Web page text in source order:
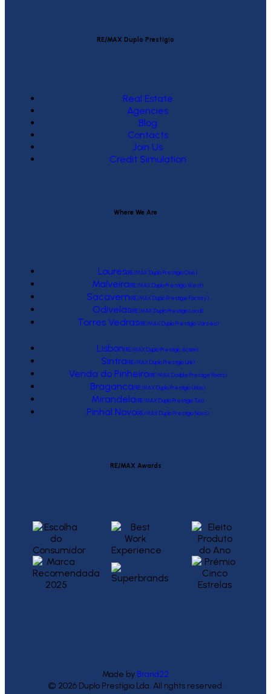
RE/MAX Duplo Prestígio
Real Estate
Agencies
Blog
Contacts
Join Us
Credit Simulation
Where We Are
Loures(RE/MAX Duplo Prestígio One)
Malveira(RE/MAX Duplo Prestígio West)
Sacavem(RE/MAX Duplo Prestige Factory)
Odivelas(RE/MAX Duplo Prestígio Local)
Torres Vedras(RE/MAX Duplo Prestígio Várzea)
Lisbon(RE/MAX Duplo Prestígio Action)
Sintra(RE/MAX Duplo Prestígio Link)
Venda do Pinheiro(RE/MAX Double Prestige Roots)
Braganca(RE/MAX Duplo Prestígio Urbis)
Mirandela(RE/MAX Duplo Prestígio Tua)
Pinhal Novo(RE/MAX Duplo Prestígio Novo)
RE/MAX Awards
Made by Brand22
© 2026 Duplo Prestígio Lda. All rights reserved.